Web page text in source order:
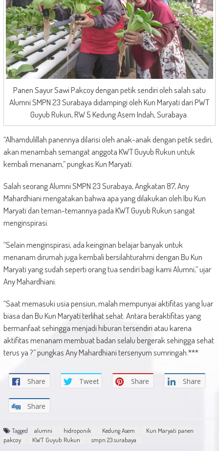
Panen Sayur Sawi Pakcoy dengan petik sendiri oleh salah satu
Alumni SMPN 23 Surabaya didampingi oleh Kun Maryati dari PWT
Guyub Rukun, RW 5 Kedung Asem Indah, Surabaya.
“Alhamdulillah panennya dilarisi oleh anak-anak dengan petik sediri,
akan menambah semangat anggota KWT Guyub Rukun untuk
kembali menanam,” pungkas Kun Maryati.
Salah seorang Alumni SMPN 23 Surabaya, Angkatan 87, Any
Mahardhiani mengatakan bahwa apa yang dilakukan oleh Ibu Kun
Maryati dan teman-temannya pada KWT Guyub Rukun sangat
menginspirasi.
“Selain menginspirasi, ada keinginan belajar banyak untuk
menanam dirumah juga kembali bersilahturahmi dengan Bu Kun
Maryati yang sudah seperti orang tua sendiri bagi kami Alumni,” ujar
Any Mahardhiani.
“Saat memasuki usia pensiun, malah mempunyai aktifitas yang luar
biasa dan Bu Kun Maryati terlihat sehat. Antara beraktifitas yang
bermanfaat sehingga menjadi hiburan tersendiri atau karena
aktifitas menanam membuat badan selalu bergerak sehingga sehat
terus ya ?” pungkas Any Mahardhiani tersenyum sumringah.***
Share Tweet Share Share
Share
Tagged alumni hidroponik Kedung Asem
Kun Maryati panen
pakcoy
KWT Guyub Rukun smpn 23 surabaya